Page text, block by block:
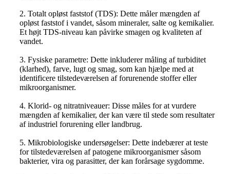
2. Totalt opløst faststof (TDS): Dette måler mængden af
opløst faststof i vandet, såsom mineraler, salte og kemikalier.
Et højt TDS-niveau kan påvirke smagen og kvaliteten af
vandet.
3. Fysiske parametre: Dette inkluderer måling af turbiditet
(klarhed), farve, lugt og smag, som kan hjælpe med at
identificere tilstedeværelsen af forurenende stoffer eller
mikroorganismer.
4. Klorid- og nitratniveauer: Disse måles for at vurdere
mængden af kemikalier, der kan være til stede som resultater
af industriel forurening eller landbrug.
5. Mikrobiologiske undersøgelser: Dette indebærer at teste
for tilstedeværelsen af patogene mikroorganismer såsom
bakterier, vira og parasitter, der kan forårsage sygdomme.